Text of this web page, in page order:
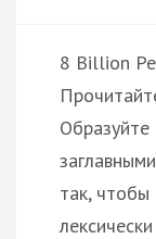
8 Billion
Образуйте
так, чтобы